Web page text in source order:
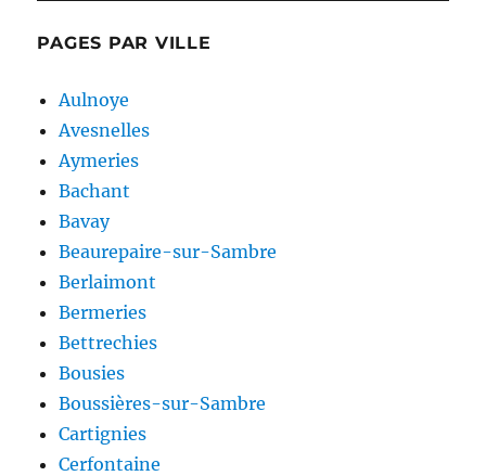
PAGES PAR VILLE
Aulnoye
Avesnelles
Aymeries
Bachant
Bavay
Beaurepaire-sur-Sambre
Berlaimont
Bermeries
Bettrechies
Bousies
Boussières-sur-Sambre
Cartignies
Cerfontaine